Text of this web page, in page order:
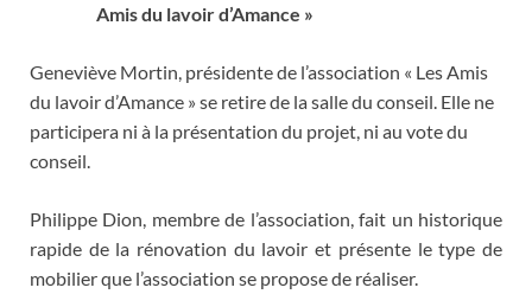
Amis du lavoir d’Amance »
Geneviève Mortin, présidente de l’association « Les Amis
du lavoir d’Amance » se retire de la salle du conseil. Elle ne
participera ni à la présentation du projet, ni au vote du
conseil.
Philippe Dion, membre de l’association, fait un historique
rapide de la rénovation du lavoir et présente le type de
mobilier que l’association se propose de réaliser.